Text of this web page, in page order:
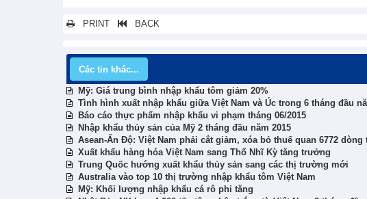
PRINT BACK
Các tin khác...
Mỹ: Giá trung bình nhập khẩu tôm giảm 20%
Tình hình xuất nhập khẩu giữa Việt Nam và Úc trong 6 tháng đầu
Báo cáo thực phẩm nhập khẩu vi phạm tháng 06/2015
Nhập khẩu thủy sản của Mỹ 2 tháng đầu năm 2015
Asean-Ấn Độ: Việt Nam phải cắt giảm, xóa bỏ thuế quan 6772 dòng
Xuất khẩu hàng hóa Việt Nam sang Thổ Nhĩ Kỳ tăng trưởng
Trung Quốc hướng xuất khẩu thủy sản sang các thị trường mới
Australia vào top 10 thị trường nhập khẩu tôm Việt Nam
Mỹ: Khối lượng nhập khẩu cá rô phi tăng